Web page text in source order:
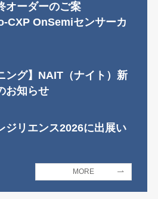
オーダーのご案
CXP OnSemiセンサーカ
ング】NAIT（ナイト）新
お知らせ
ジリエンス2026に出展い
MORE